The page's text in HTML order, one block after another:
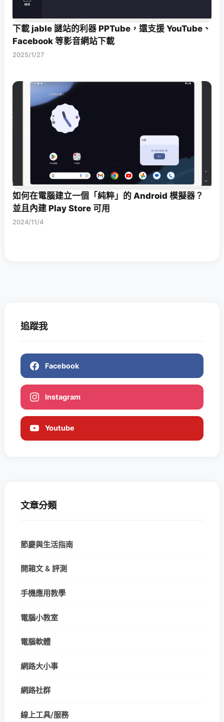
下載 jable 謎站的利器 PPTube，還支援 YouTube、
Facebook 等影音網站下載
2025/1/27
如何在電腦建立一個「純粹」的 Android 模擬器？
並且內建 Play Store 可用
2024/11/4
追蹤我
Facebook
Instagram
Youtube
文章分類
節慶與生活指南
開箱文 & 評測
手機應用教學
電腦小教室
電腦軟體
網路大小事
網路社群
線上工具/服務